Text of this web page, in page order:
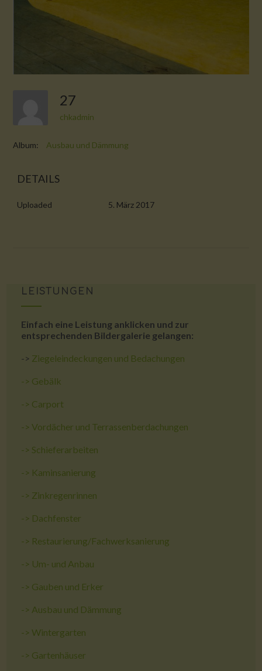
27
chkadmin
Album: Ausbau und Dämmung
DETAILS
Uploaded 5. März 2017
LEISTUNGEN
Einfach eine Leistung anklicken und zur
entsprechenden Bildergalerie gelangen:
-> Ziegeleindeckungen und Bedachungen
-> Gebälk
-> Carport
->Vordächer und Terrassenberdachungen
-> Schieferarbeiten
-> Kaminsanierung
-> Zinkregenrinnen
-> Dachfenster
-> Restaurierung/Fachwerksanierung
-> Um- und Anbau
-> Gauben und Erker
-> Ausbau und Dämmung
->Wintergarten
-> Gartenhäuser